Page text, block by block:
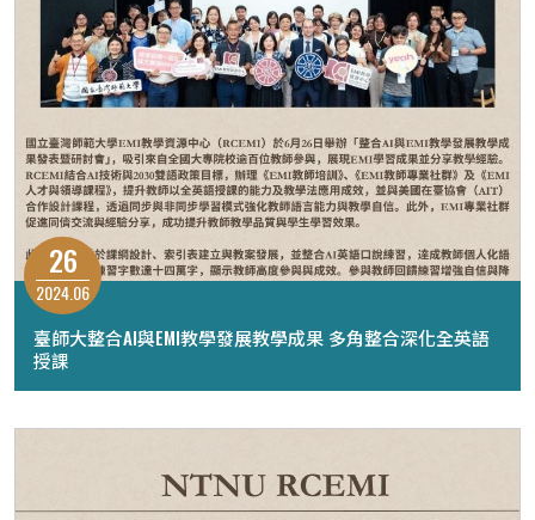
26
2024.06
臺師大整合AI與EMI教學發展教學成果 多角整合深化全英語
授課